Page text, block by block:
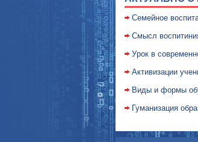
Семейное
Смысл
Уpок в
Активизации
Виды и формы
Гуманизация